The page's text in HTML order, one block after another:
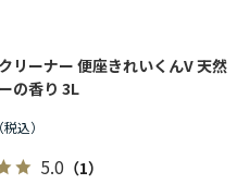
リーナー 便座きれいくんV 天然
の香り 3L
5.0 （1）